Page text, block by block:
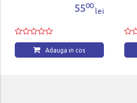
5500
lei
Adauga in cos